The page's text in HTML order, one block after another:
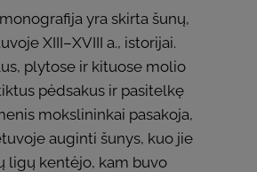
yra skirta šunų,
XIII–XVIII a., istorijai.
plytose ir kituose molio
pėdsakus ir pasitelkę
mokslininkai pasakoja,
auginti šunys, kuo jie
ligų kentėjo, kam buvo